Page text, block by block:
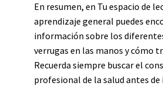
En resumen, en Tu espacio de
aprendizaje general puedes
información sobre los
verrugas en las manos y cómo
Recuerda siempre buscar el
profesional de la salud antes